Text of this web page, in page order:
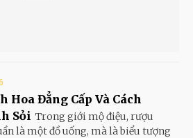
Hoa Đẳng Cấp Và Cách
Sỏi Trong giới mộ điệu, rượu
là một đồ uống, mà là biểu tượng